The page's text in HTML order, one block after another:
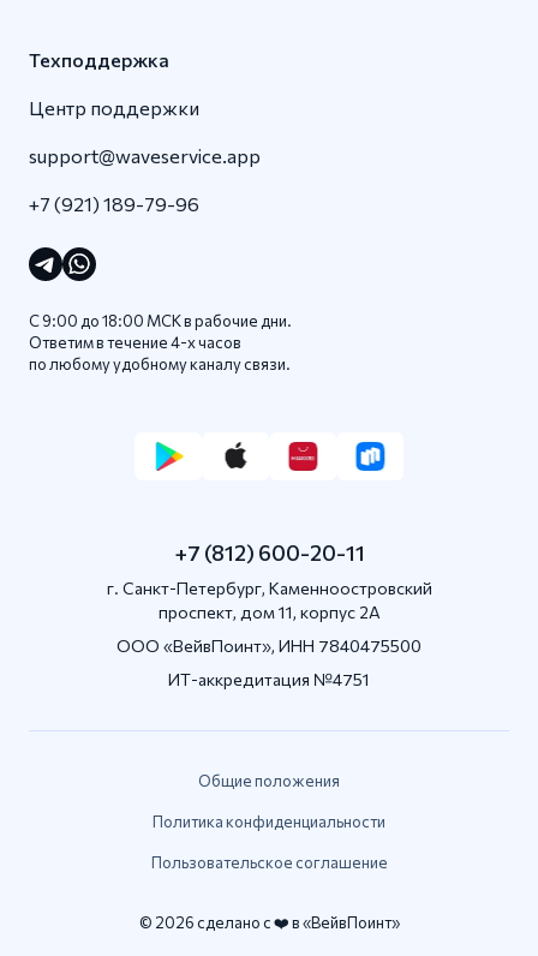
Техподдержка
Центр поддержки
support@waveservice.app
+7 (921) 189-79-96
С 9:00 до 18:00 МСК в рабочие дни.
Ответим в течение 4-x часов
по любому удобному каналу связи.
+7 (812) 600-20-11
г. Санкт-Петербург, Каменноостровский
проспект, дом 11, корпус 2А
OOO «ВейвПоинт», ИНН 7840475500
ИТ-аккредитация №4751
© 2026 сделано с ❤️ в «ВейвПоинт»
Общие положения
Политика конфиденциальности
Пользовательское соглашение